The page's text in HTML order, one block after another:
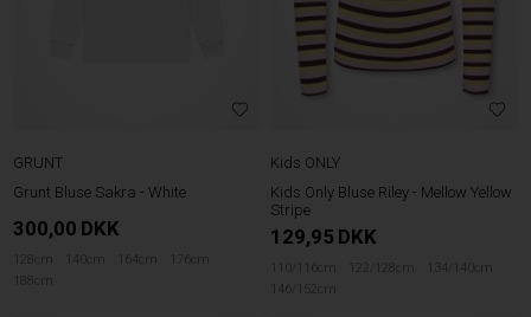
GRUNT
Grunt Bluse Sakra - White
300,00 DKK
128cm 140cm 164cm
176cm
188cm
Kids ONLY
Kids Only Bluse Riley - Mellow Yellow
Stripe
129,95 DKK
110/116cm 122/128cm
134/140cm
146/152cm